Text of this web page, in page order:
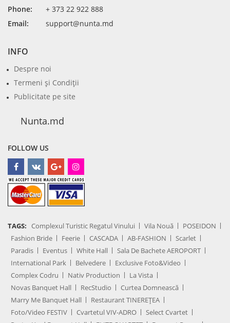
Phone:
+ 373 22 922 888
Email:
support@nunta.md
INFO
Despre noi
Termeni şi Condiţii
Publicitate pe site
Nunta.md
FOLLOW US
TAGS: Complexul Turistic Regatul Vinului Vila Nouă
POSEIDON
Fashion Bride
Feerie CASCADA AB-FASHION
Scarlet
Paradis
Eventus White Hall
Sala De Bachete AEROPORT
International Park
Belvedere
Exclusive Foto&Video
Complex Codru
Nativ Production
La Vista
Novas Banquet Hall
RecStudio
Curtea Domnească
Marry Me Banquet Hall
Restaurant TINEREȚEA
Foto/Video FESTIV
Cvartetul VIV-ADRO
Select Cvartet